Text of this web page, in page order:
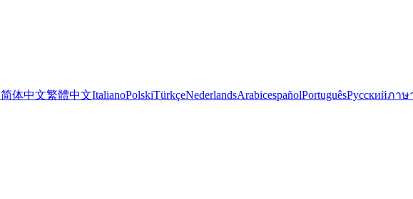
简体中文繁體中文ItalianoPolskiTürkçeNederlandsArabicespañolPortuguêsРусскийภาษ